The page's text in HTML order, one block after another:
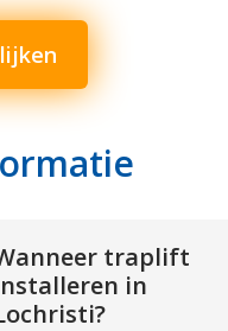
traplift
in